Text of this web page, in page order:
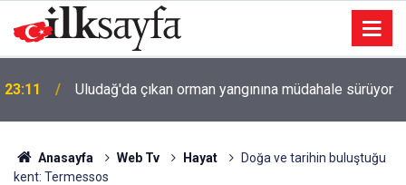
23:11 Uludağ'da çıkan orman yangınına müdahale sürüyor
Anasayfa Web Tv Hayat
Doğa ve tarihin buluştuğu
kent: Termessos